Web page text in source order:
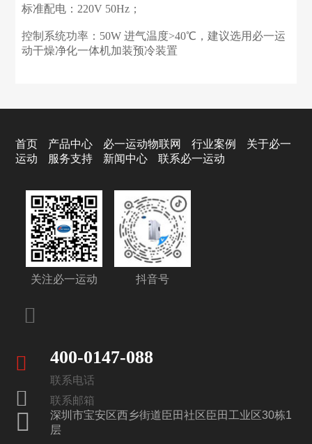
标准配电：220V 50Hz；
控制系统功率：50W 进气温度>40℃，建议选用必一运
动干燥净化一体机加装预冷装置
首页 产品中心 必一运动物联网 行业案例
关于必一
运动
服务支持 新闻中心 联系必一运动
抖音号
关注必一运动
400-0147-088
联系电话
联系邮箱
深圳市宝安区西乡街道臣田社区臣田工业区30栋1
层